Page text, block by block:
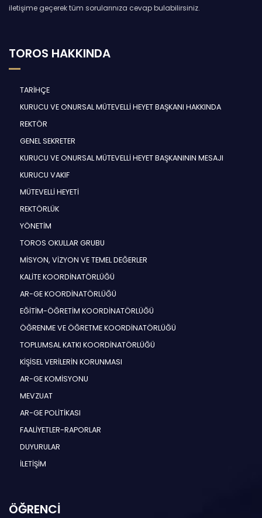
iletişime geçerek tüm sorularınıza cevap bulabilirsiniz.
TOROS HAKKINDA
TARİHÇE
KURUCU VE ONURSAL MÜTEVELLİ HEYET BAŞKANI HAKKINDA
REKTÖR
GENEL SEKRETER
KURUCU VE ONURSAL MÜTEVELLİ HEYET BAŞKANININ MESAJI
KURUCU VAKIF
MÜTEVELLİ HEYETİ
REKTÖRLÜK
YÖNETİM
TOROS OKULLAR GRUBU
MİSYON, VİZYON VE TEMEL DEĞERLER
KALİTE KOORDİNATÖRLÜĞÜ
AR-GE KOORDİNATÖRLÜĞÜ
EĞİTİM-ÖĞRETİM KOORDİNATÖRLÜĞÜ
ÖĞRENME VE ÖĞRETME KOORDİNATÖRLÜĞÜ
TOPLUMSAL KATKI KOORDİNATÖRLÜĞÜ
KİŞİSEL VERİLERİN KORUNMASI
AR-GE KOMİSYONU
MEVZUAT
AR-GE POLİTİKASI
FAALİYETLER-RAPORLAR
DUYURULAR
İLETİŞİM
ÖĞRENCİ